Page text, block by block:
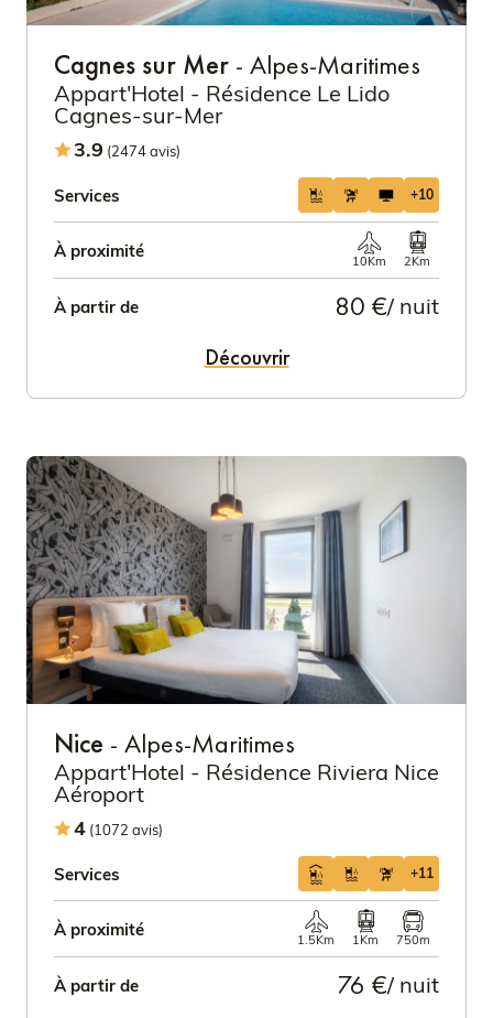
Cagnes sur Mer - Alpes-Maritimes
Appart'Hotel - Résidence Le Lido
Cagnes-sur-Mer
3.9 (2474 avis)
Services +10
À proximité
10Km 2Km
À partir de 80 €/ nuit
Découvrir
Nice - Alpes-Maritimes
Appart'Hotel - Résidence Riviera Nice
Aéroport
4 (1072 avis)
Services +11
À proximité
1.5Km 1Km 750m
À partir de 76 €/ nuit